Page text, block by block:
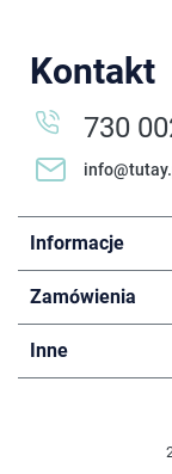
Kontakt
730
Informacje
Zamówienia
Inne